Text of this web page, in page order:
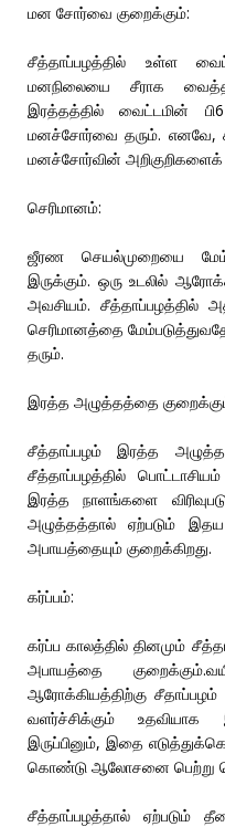
மன சோர்வை குறைக்கும்:
சீத்தாப்பழத்தில் உள்ள
மனநிலையை சீராக
இரத்தத்தில் வைட்டமின்
மனச்சோர்வை தரும். எனவே,
மனச்சோர்வின் அறிகுறிகளைக்
செரிமானம்:
ஜீரண செயல்முறையை
இருக்கும். ஒரு உடலில்
அவசியம். சீத்தாப்பழத்தில்
செரிமானத்தை
தரும்.
இரத்த அழுத்தத்தை
சீத்தாப்பழம் இரத்த
சீத்தாப்பழத்தில்
இரத்த நாளங்களை
அழுத்தத்தால் ஏற்படும்
அபாயத்தையும் குறைக்கிறது.
கர்ப்பம்:
கர்ப்ப காலத்தில் தினமும்
அபாயத்தை
ஆரோக்கியத்திற்கு
வளர்ச்சிக்கும் உதவியாக
இருப்பினும், இதை
கொண்டு ஆலோசனை பெற்று
சீத்தாப்பழத்தால் ஏற்படும்